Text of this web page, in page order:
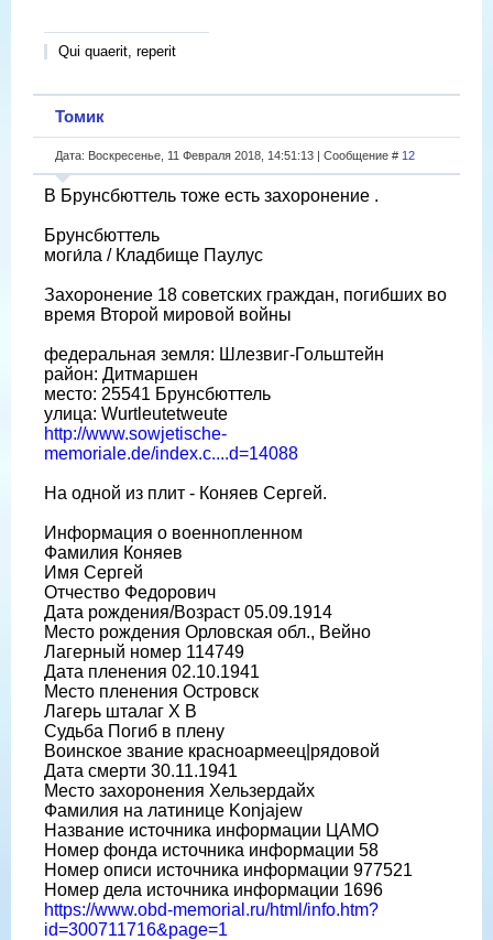
Qui quaerit, reperit
Томик
Дата: Воскресенье, 11 Февраля 2018, 14:51:13 | Сообщение # 12
В Брунсбюттель тоже есть захоронение .
Брунсбюттель
моги́ла / Кладбище Паулус
Захоронение 18 советских граждан, погибших во
время Второй мировой войны
федеральная земля: Шлезвиг-Гольштейн
район: Дитмаршен
место: 25541 Брунсбюттель
улица: Wurtleutetweute
http://www.sowjetische-
memoriale.de/index.c....d=14088
На одной из плит - Коняев Сергей.
Информация о военнопленном
Фамилия Коняев
Имя Сергей
Отчество Федорович
Дата рождения/Возраст 05.09.1914
Место рождения Орловская обл., Вейно
Лагерный номер 114749
Дата пленения 02.10.1941
Место пленения Островск
Лагерь шталаг X B
Судьба Погиб в плену
Воинское звание красноармеец|рядовой
Дата смерти 30.11.1941
Место захоронения Хельзердайх
Фамилия на латинице Konjajew
Название источника информации ЦАМО
Номер фонда источника информации 58
Номер описи источника информации 977521
Номер дела источника информации 1696
https://www.obd-memorial.ru/html/info.htm?
id=300711716&page=1